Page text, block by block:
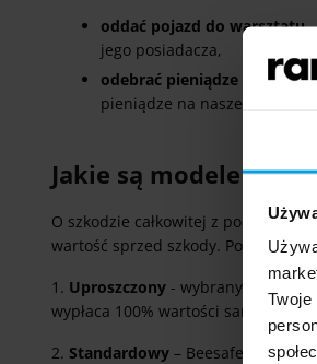
oddać pojazd do warsztatu
jego posiadacza,
odebrać pieniądze na
pieniądze na nasze konto).
Jakie są modele
O szkodzie całkowitej z polisy OC
wartość sprzed szkody. Posiadacz
1. Uproszczony - wybrany przez
wypłaca 100% wartości
2. Standardowy – Beesafe wyliczy